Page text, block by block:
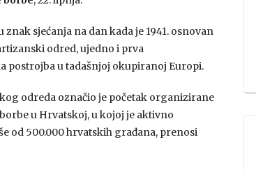
znak sjećanja na dan kada je 1941. osnovan
odred, ujedno i prva
postrojba u tadašnjoj okupiranoj Europi.
odreda označio je početak organizirane
u Hrvatskoj, u kojoj je aktivno
od 500.000 hrvatskih građana, prenosi